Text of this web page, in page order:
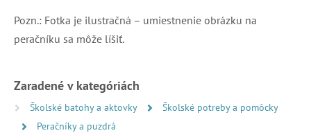
Pozn.: Fotka je ilustračná – umiestnenie obrázku na
peračníku sa môže líšiť.
Zaradené v kategóriách
Školské batohy a aktovky
Školské potreby a pomôcky
Peračníky a puzdrá